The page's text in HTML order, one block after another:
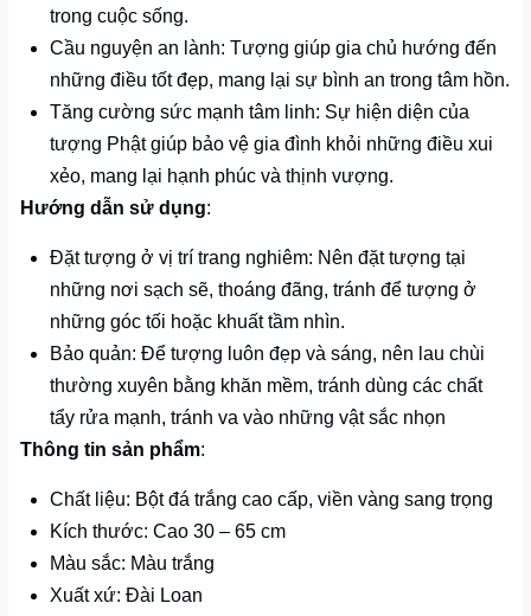
trong cuộc sống.
Cầu nguyện an lành: Tượng giúp gia chủ hướng đến
những điều tốt đẹp, mang lại sự bình an trong tâm hồn.
Tăng cường sức mạnh tâm linh: Sự hiện diện của
tượng Phật giúp bảo vệ gia đình khỏi những điều xui
xẻo, mang lại hạnh phúc và thịnh vượng.
Hướng dẫn sử dụng:
Đặt tượng ở vị trí trang nghiêm: Nên đặt tượng tại
những nơi sạch sẽ, thoáng đãng, tránh để tượng ở
những góc tối hoặc khuất tầm nhìn.
Bảo quản: Để tượng luôn đẹp và sáng, nên lau chùi
thường xuyên bằng khăn mềm, tránh dùng các chất
tẩy rửa mạnh, tránh va vào những vật sắc nhọn
Thông tin sản phẩm:
Chất liệu: Bột đá trắng cao cấp, viền vàng sang trọng
Kích thước: Cao 30 – 65 cm
Màu sắc: Màu trắng
Xuất xứ: Đài Loan